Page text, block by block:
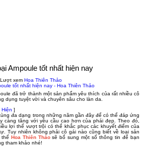
Ampoule tốt nhất hiện nay
xem Hoa Thiên Thảo
đã trở thành một sản phẩm yêu thích của rất nhiều cô
dụng tuyệt vời và chuyên sâu cho làn da.
Hiện ]
đa dạng trong những năm gần đây để có thể đáp ứng
càng tăng với yêu cầu cao hơn của phái đẹp. Theo đó,
lợi thế vượt trội có thể khắc phục các khuyết điểm của
Tuy nhiên không phải cô gái nào cũng biết về loại sản
thế Hoa Thiên Thảosẽ bổ sung một số thông tin để bạn
tham khảo nhé!